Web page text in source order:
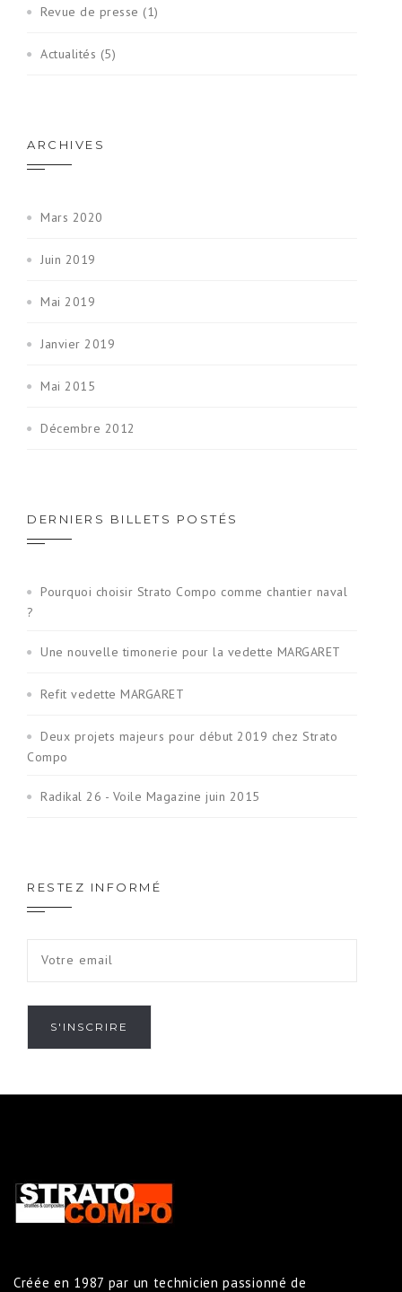
Revue de presse (1)
Actualités (5)
ARCHIVES
Mars 2020
Juin 2019
Mai 2019
Janvier 2019
Mai 2015
Décembre 2012
DERNIERS BILLETS POSTÉS
Pourquoi choisir Strato Compo comme chantier naval
?
Une nouvelle timonerie pour la vedette MARGARET
Refit vedette MARGARET
Deux projets majeurs pour début 2019 chez Strato
Compo
Radikal 26 - Voile Magazine juin 2015
RESTEZ INFORMÉ
Créée en 1987 par un technicien passionné de